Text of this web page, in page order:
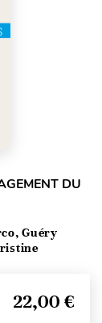
DU
Guéry
22,00 €